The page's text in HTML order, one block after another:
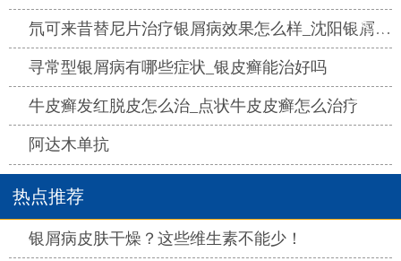
氘可来昔替尼片治疗银屑病效果怎么样_沈阳银屑病医院哪家好
热点
寻常型银屑病有哪些症状_银皮癣能治好吗
牛皮癣发红脱皮怎么治_点状牛皮皮癣怎么治疗热点
阿达木单抗
热点推荐
银屑病皮肤干燥？这些维生素不能少！